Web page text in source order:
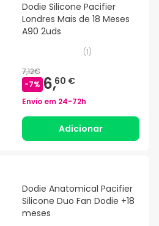
Dodie Silicone Pacifier
Londres Mais de 18 Meses
A90 2uds
(1)
7,12€
-7% 6,60 €
Envio em 24-72h
Adicionar
Dodie Anatomical Pacifier
Silicone Duo Fan Dodie +18
meses